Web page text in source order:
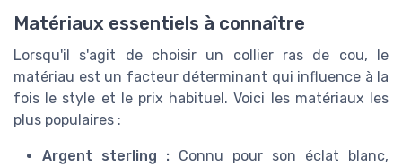
Matériaux essentiels à connaître
Lorsqu'il s'agit de choisir un collier ras de cou, le
matériau est un facteur déterminant qui influence à la
fois le style et le prix habituel. Voici les matériaux les
plus populaires :
Argent sterling : Connu pour son éclat blanc,